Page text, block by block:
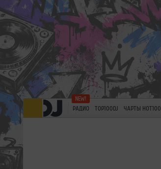
РАДИО TOP100DJ ЧАРТЫ HOT100